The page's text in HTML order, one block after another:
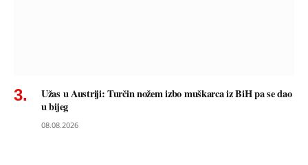
Užas u Austriji: Turčin nožem izbo muškarca iz BiH pa se dao
u bijeg
08.08.2026